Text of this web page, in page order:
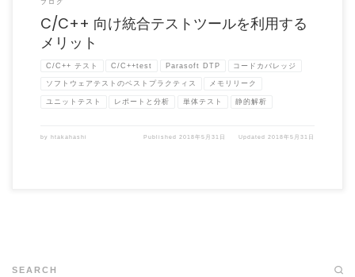
ブログ
C/C++ 向け統合テストツールを利用する
メリット
C/C++ テスト C/C++test Parasoft DTP コードカバレッジ
ソフトウェアテストのベストプラクティス メモリリーク
ユニットテスト レポートと分析 単体テスト 静的解析
by htakahashi Published 2018年5月31日 Updated 2018年5月31日
SEARCH